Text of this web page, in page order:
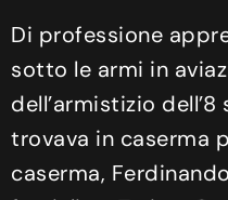
Di professione
sotto le armi in
dell’armistizio
trovava in caserma
caserma,